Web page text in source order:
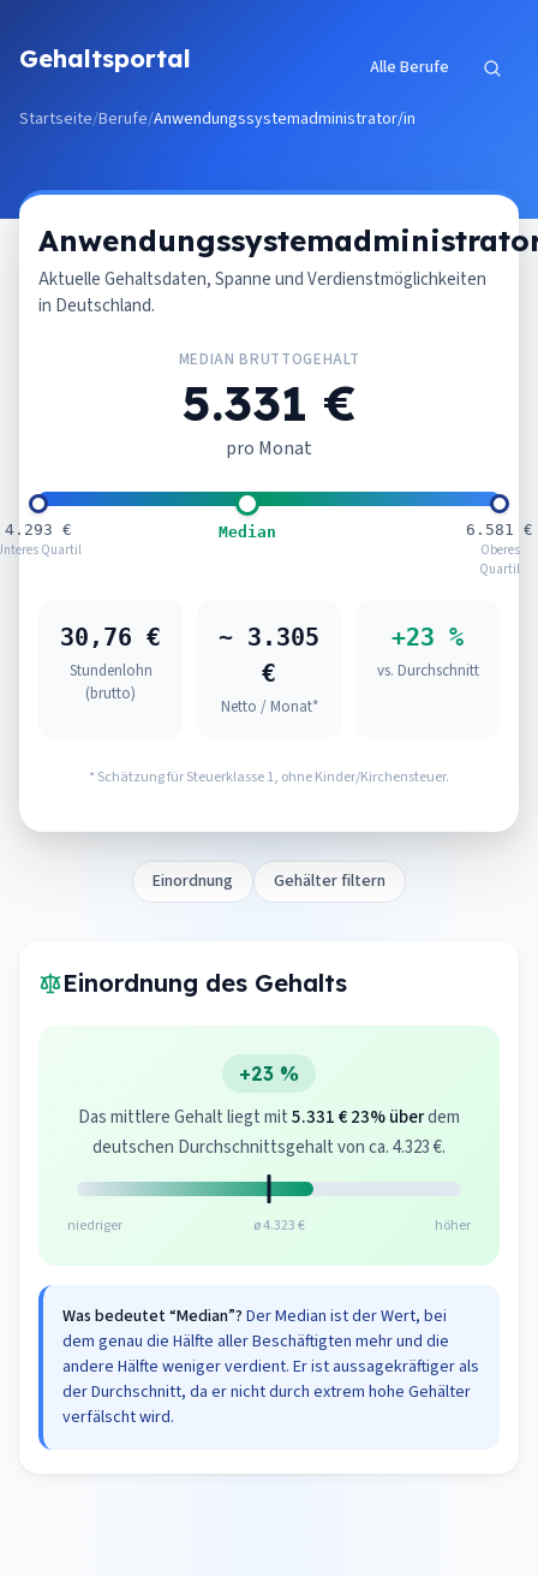
Gehaltsportal Alle Berufe
Startseite/Berufe/Anwendungssystemadministrator/in
Aktuelle Gehaltsdaten, Spanne und Verdienstmöglichkeiten
in Deutschland.
MEDIAN BRUTTOGEHALT
5.331 €
pro Monat
4.293 €
Quartil
Median
6.581 €
Oberes
Quartil
30,76 €
Stundenlohn
(brutto)
~ 3.305
€
Netto / Monat*
+23 %
vs. Durchschnitt
* Schätzung für Steuerklasse 1, ohne Kinder/Kirchensteuer.
Einordnung Gehälter filtern
Einordnung des Gehalts
+23 %
Das mittlere Gehalt liegt mit5.331 €23% überdem
deutschen Durchschnittsgehalt von ca. 4.323 €.
niedriger ø 4.323 € höher
Was bedeutet “Median”? Der Median ist der Wert, bei
dem genau die Hälfte aller Beschäftigten mehr und die
andere Hälfte weniger verdient. Er ist aussagekräftiger als
der Durchschnitt, da er nicht durch extrem hohe Gehälter
verfälscht wird.